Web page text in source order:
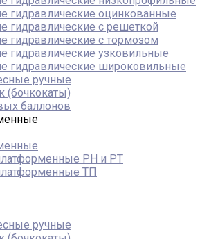
гидравлические оцинкованные
гидравлические с решеткой
гидравлические с тормозом
гидравлические узковильные
гидравлические широковильные
ручные
(бочкокаты)
баллонов
PH и PT
ТП
ручные